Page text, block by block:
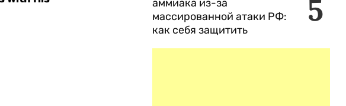
5
аммиака из-за
массированной атаки РФ:
как себя защитить